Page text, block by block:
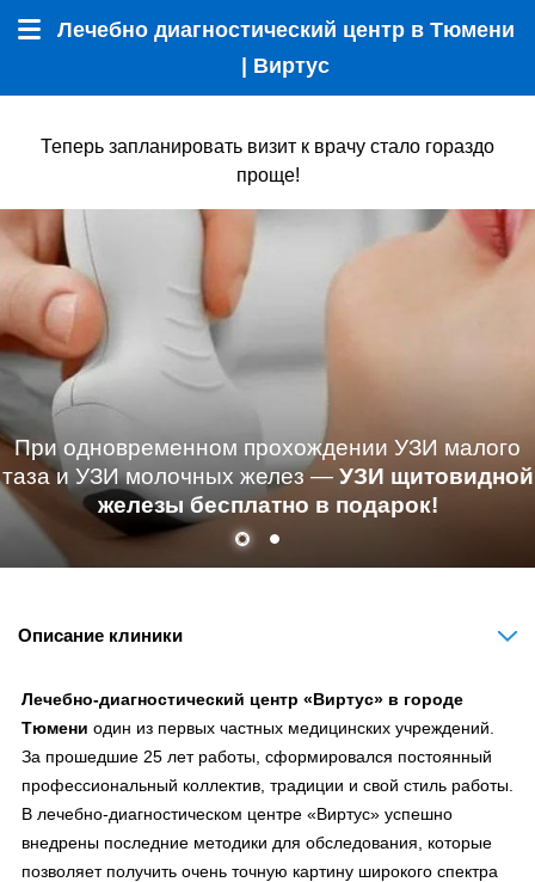
Лечебно диагностический центр в Тюмени
| Виртус
Теперь запланировать визит к врачу стало гораздо
проще!
При одновременном прохождении УЗИ малого
таза и УЗИ молочных желез — УЗИ щитовидной
железы бесплатно в подарок!
Описание клиники
Лечебно-диагностический центр «Виртус» в городе
Тюмени один из первых частных медицинских учреждений.
За прошедшие 25 лет работы, сформировался постоянный
профессиональный коллектив, традиции и свой стиль работы.
В лечебно-диагностическом центре «Виртус» успешно
внедрены последние методики для обследования, которые
позволяет получить очень точную картину широкого спектра